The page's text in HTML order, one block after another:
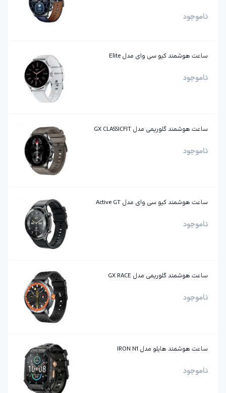
ناموجود
ساعت هوشمند کیو سی وای مدل Elite
ناموجود
ساعت هوشمند گلوریمی مدل GX CLASSICFIT
ناموجود
ساعت هوشمند کیو سی وای مدل Active GT
ناموجود
ساعت هوشمند گلوریمی مدل GX RACE
ناموجود
ساعت هوشمند هایلو مدل IRON N1
ناموجود